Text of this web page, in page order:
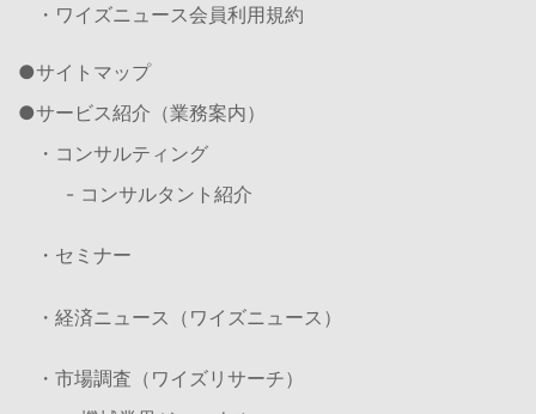
・ワイズニュース会員利用規約
サイトマップ
サービス紹介（業務案内）
・コンサルティング
- コンサルタント紹介
・セミナー
・経済ニュース（ワイズニュース）
・市場調査（ワイズリサーチ）